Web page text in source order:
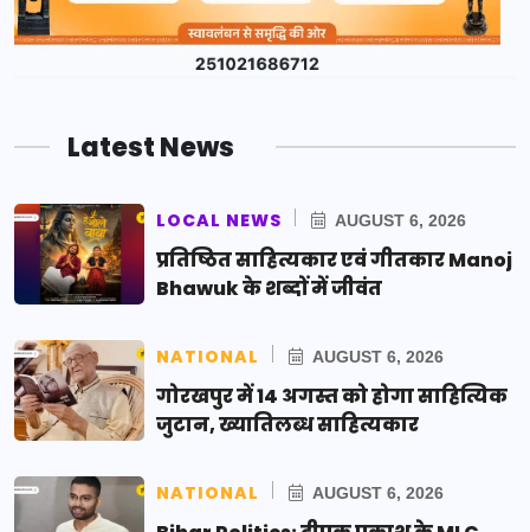
Latest News
LOCAL NEWS AUGUST 6, 2026
प्रतिष्ठित साहित्यकार एवं गीतकार Manoj
Bhawuk के शब्दों में जीवंत
NATIONAL AUGUST 6, 2026
गोरखपुर में 14 अगस्त को होगा साहित्यिक
जुटान, ख्यातिलब्ध साहित्यकार
NATIONAL AUGUST 6, 2026